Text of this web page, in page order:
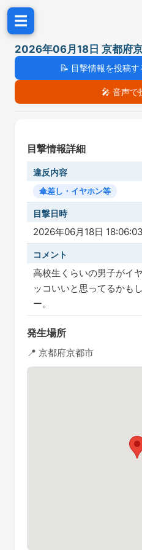
☰
2026年06月18日 京都府
📝 目撃情報を投稿す
🎤 音声で
目撃情報詳細
違反内容
傘差し・イヤホン等
目撃日時
2026年06月18日 18:06:03
コメント
高校生くらいの男子がイ
ッコいいと思ってるかも
ー。
発生場所
📍 京都府京都市